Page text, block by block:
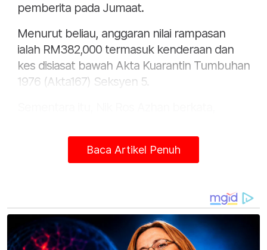
pemberita pada Jumaat.
Menurut beliau, anggaran nilai rampasan
ialah RM382,000 termasuk kenderaan dan
kes disiasat bawah Akta Kuarantin Tumbuhan
1976 (Akta167) Seksyen 5.
malam di Kampung Parit Air di sini selepas
menahan sebuah lori serta pemandu berusia
Baca Artikel Penuh